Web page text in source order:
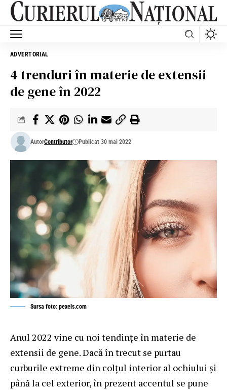
ADVERTORIAL
4 trenduri în materie de extensii
de gene în 2022
AutorContributor Publicat 30 mai 2022
Sursa foto: pexels.com
Anul 2022 vine cu noi tendințe în materie de
extensii de gene. Dacă în trecut se purtau
curburile extreme din colțul interior al ochiului și
până la cel exterior, în prezent accentul se pune